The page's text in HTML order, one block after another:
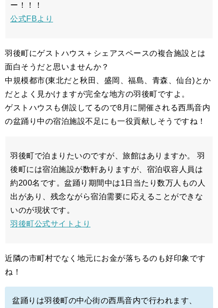
ー！！！
公式FBより
羽後町にゲストハウス＋シェアスペースの複合施設とは
面白そうだと思いませんか？
中規模都市(東北だと秋田、盛岡、福島、青森、仙台)とか
だとよく見かけますが完全な地方の羽後町ですよ。
ゲストハウスも併設してるので8月に開催される西馬音内
の盆踊り中の宿泊施設不足にも一役貢献しそうですね！
羽後町で泊まりたいのですが、旅館はありますか。 羽
後町には宿泊施設が数軒ありますが、宿泊収容人員は
約200名です。盆踊り期間中は1日当たり数万人もの人
出があり、残念ながら宿泊需要に応えることができな
いのが現状です。
羽後町公式サイトより
近隣の市町村でなく地元にお金が落ちるのも好印象です
ね！
盆踊りは羽後町の中心街の西馬音内で行われます、